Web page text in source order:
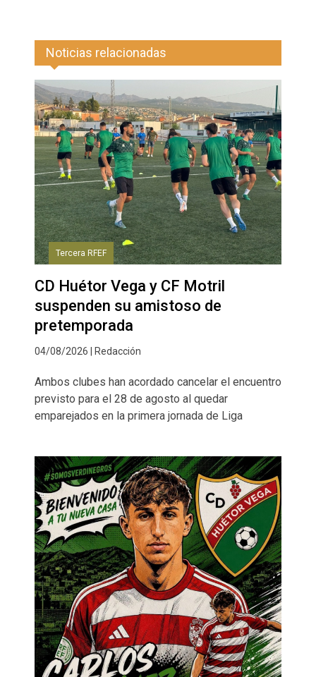
Noticias relacionadas
Tercera RFEF
CD Huétor Vega y CF Motril
suspenden su amistoso de
pretemporada
04/08/2026 | Redacción
Ambos clubes han acordado cancelar el encuentro
previsto para el 28 de agosto al quedar
emparejados en la primera jornada de Liga